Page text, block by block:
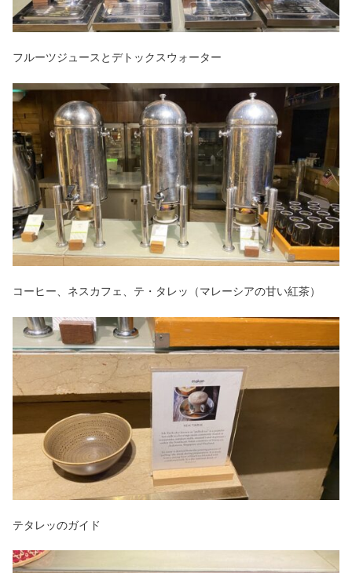
フルーツジュースとデトックスウォーター
コーヒー、ネスカフェ、テ・タレッ（マレーシアの甘い紅茶）
テタレッのガイド